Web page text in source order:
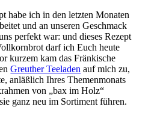
habe ich in den letzten Monaten
und an unseren Geschmack
perfekt war: und dieses Rezept
darf ich Euch heute
kurzem kam das Fränkische
Greuther Teeladen auf mich zu,
anläßlich Ihres Themenmonats
von „bax im Holz“
ganz neu im Sortiment führen.